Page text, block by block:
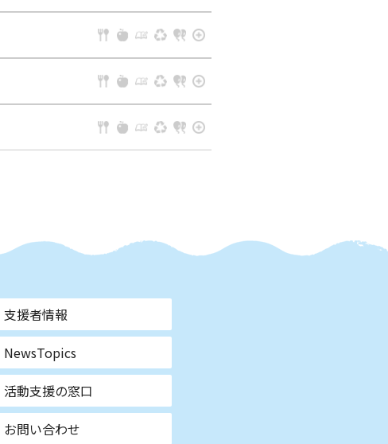
支援者情報
NewsTopics
活動支援の窓口
お問い合わせ